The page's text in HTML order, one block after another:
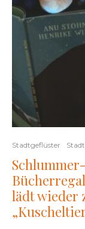
Stadtgeflüster
lädt wieder